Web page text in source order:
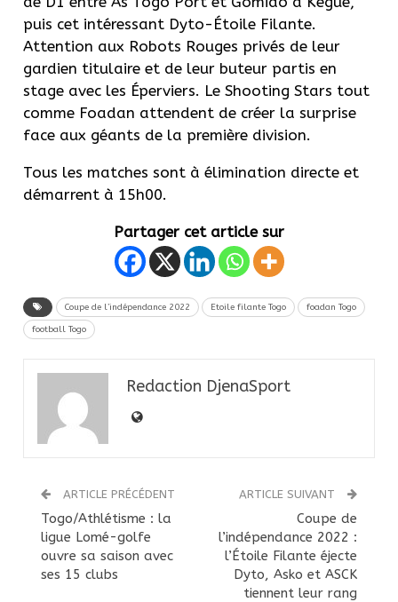
puis cet intéressant Dyto-Étoile Filante.
Attention aux Robots Rouges privés de leur
gardien titulaire et de leur buteur partis en
stage avec les Éperviers. Le Shooting Stars tout
comme Foadan attendent de créer la surprise
face aux géants de la première division.
Tous les matches sont à élimination directe et
démarrent à 15h00.
Partager cet article sur
Coupe de l’indépendance 2022 Etoile filante Togo foadan Togo
football Togo
Redaction DjenaSport
ARTICLE PRÉCÉDENT
Togo/Athlétisme : la
ligue Lomé-golfe
ouvre sa saison avec
ses 15 clubs
ARTICLE SUIVANT
Coupe de
l’indépendance 2022 :
l’Étoile Filante éjecte
Dyto, Asko et ASCK
tiennent leur rang